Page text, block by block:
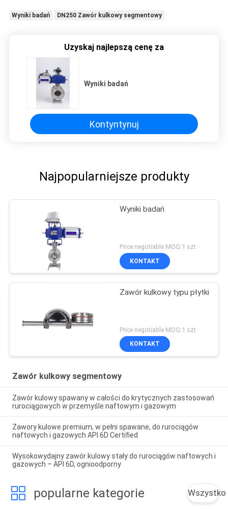
Wyniki badań DN250 Zawór kulkowy segmentowy
Uzyskaj najlepszą cenę za
Wyniki badań
Kontyntynuj
Najpopularniejsze produkty
Wyniki badań
Price negotiable MOQ:1 szt
KONTAKT
Zawór kulkowy typu płytki
Price negotiable MOQ:1 szt
KONTAKT
Zawór kulkowy segmentowy
Zawór kulowy spawany w całości do krytycznych zastosowań
rurociągowych w przemyśle naftowym i gazowym
Zawory kulowe premium, w pełni spawane, do rurociągów
naftowych i gazowych API 6D Certified
Wysokowydajny zawór kulowy stały do rurociągów naftowych i
gazowych – API 6D, ognioodporny
popularne kategorie Wszystko